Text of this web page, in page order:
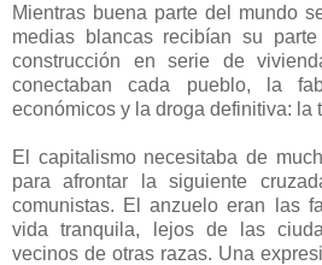
Mientras buena parte del mundo
medias blancas recibían su
construcción en serie de
conectaban cada pueblo, la
económicos y la droga definitiva: la
El capitalismo necesitaba de
para afrontar la siguiente
comunistas. El anzuelo eran las
vida tranquila, lejos de las
vecinos de otras razas. Una